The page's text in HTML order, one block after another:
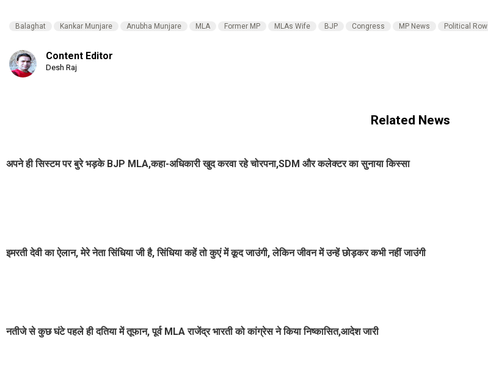
Balaghat Kankar Munjare Anubha Munjare MLA Former MP MLAs Wife BJP Congress MP News Political Row
Content Editor
Desh Raj
Related News
अपने ही सिस्टम पर बुरे भड़के BJP MLA,कहा-अधिकारी खुद करवा रहे चोरपना,SDM और कलेक्टर का सुनाया किस्सा
इमरती देवी का ऐलान, मेरे नेता सिंधिया जी है, सिंधिया कहें तो कुएं में कूद जाउंगी, लेकिन जीवन में उन्हें छोड़कर कभी नहीं जाउंगी
नतीजे से कुछ घंटे पहले ही दतिया में तूफान, पूर्व MLA राजेंद्र भारती को कांग्रेस ने किया निष्कासित,आदेश जारी